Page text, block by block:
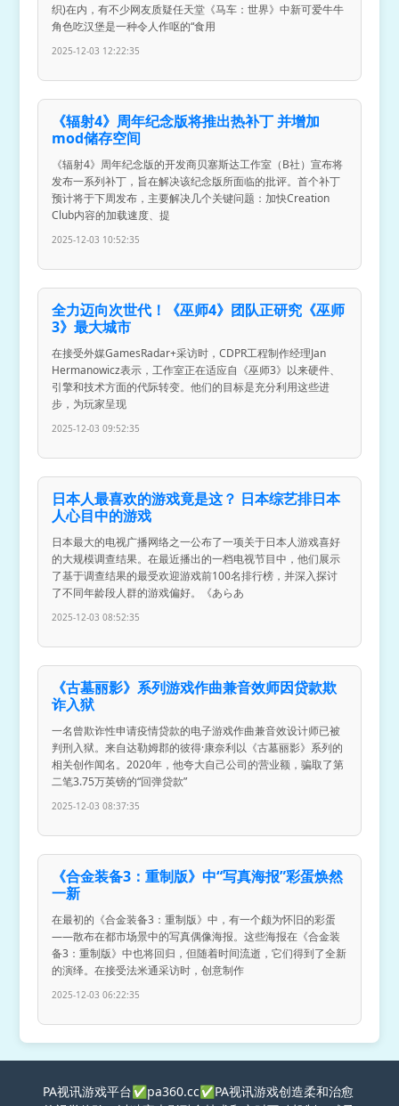
织)在内，有不少网友质疑任天堂《马车：世界》中新可爱牛牛
角色吃汉堡是一种令人作呕的“食用
2025-12-03 12:22:35
《辐射4》周年纪念版将推出热补丁 并增加
mod储存空间
《辐射4》周年纪念版的开发商贝塞斯达工作室（B社）宣布将
发布一系列补丁，旨在解决该纪念版所面临的批评。首个补丁
预计将于下周发布，主要解决几个关键问题：加快Creation
Club内容的加载速度、提
2025-12-03 10:52:35
全力迈向次世代！《巫师4》团队正研究《巫师
3》最大城市
在接受外媒GamesRadar+采访时，CDPR工程制作经理Jan
Hermanowicz表示，工作室正在适应自《巫师3》以来硬件、
引擎和技术方面的代际转变。他们的目标是充分利用这些进
步，为玩家呈现
2025-12-03 09:52:35
日本人最喜欢的游戏竟是这？ 日本综艺排日本
人心目中的游戏
日本最大的电视广播网络之一公布了一项关于日本人游戏喜好
的大规模调查结果。在最近播出的一档电视节目中，他们展示
了基于调查结果的最受欢迎游戏前100名排行榜，并深入探讨
了不同年龄段人群的游戏偏好。《あらあ
2025-12-03 08:52:35
《古墓丽影》系列游戏作曲兼音效师因贷款欺
诈入狱
一名曾欺诈性申请疫情贷款的电子游戏作曲兼音效设计师已被
判刑入狱。来自达勒姆郡的彼得·康奈利以《古墓丽影》系列的
相关创作闻名。2020年，他夸大自己公司的营业额，骗取了第
二笔3.75万英镑的“回弹贷款”
2025-12-03 08:37:35
《合金装备3：重制版》中“写真海报”彩蛋焕然
一新
在最初的《合金装备3：重制版》中，有一个颇为怀旧的彩蛋
——散布在都市场景中的写真偶像海报。这些海报在《合金装
备3：重制版》中也将回归，但随着时间流逝，它们得到了全新
的演绎。在接受法米通采访时，创意制作
2025-12-03 06:22:35
PA视讯游戏平台✅pa360.cc✅PA视讯游戏创造柔和治愈